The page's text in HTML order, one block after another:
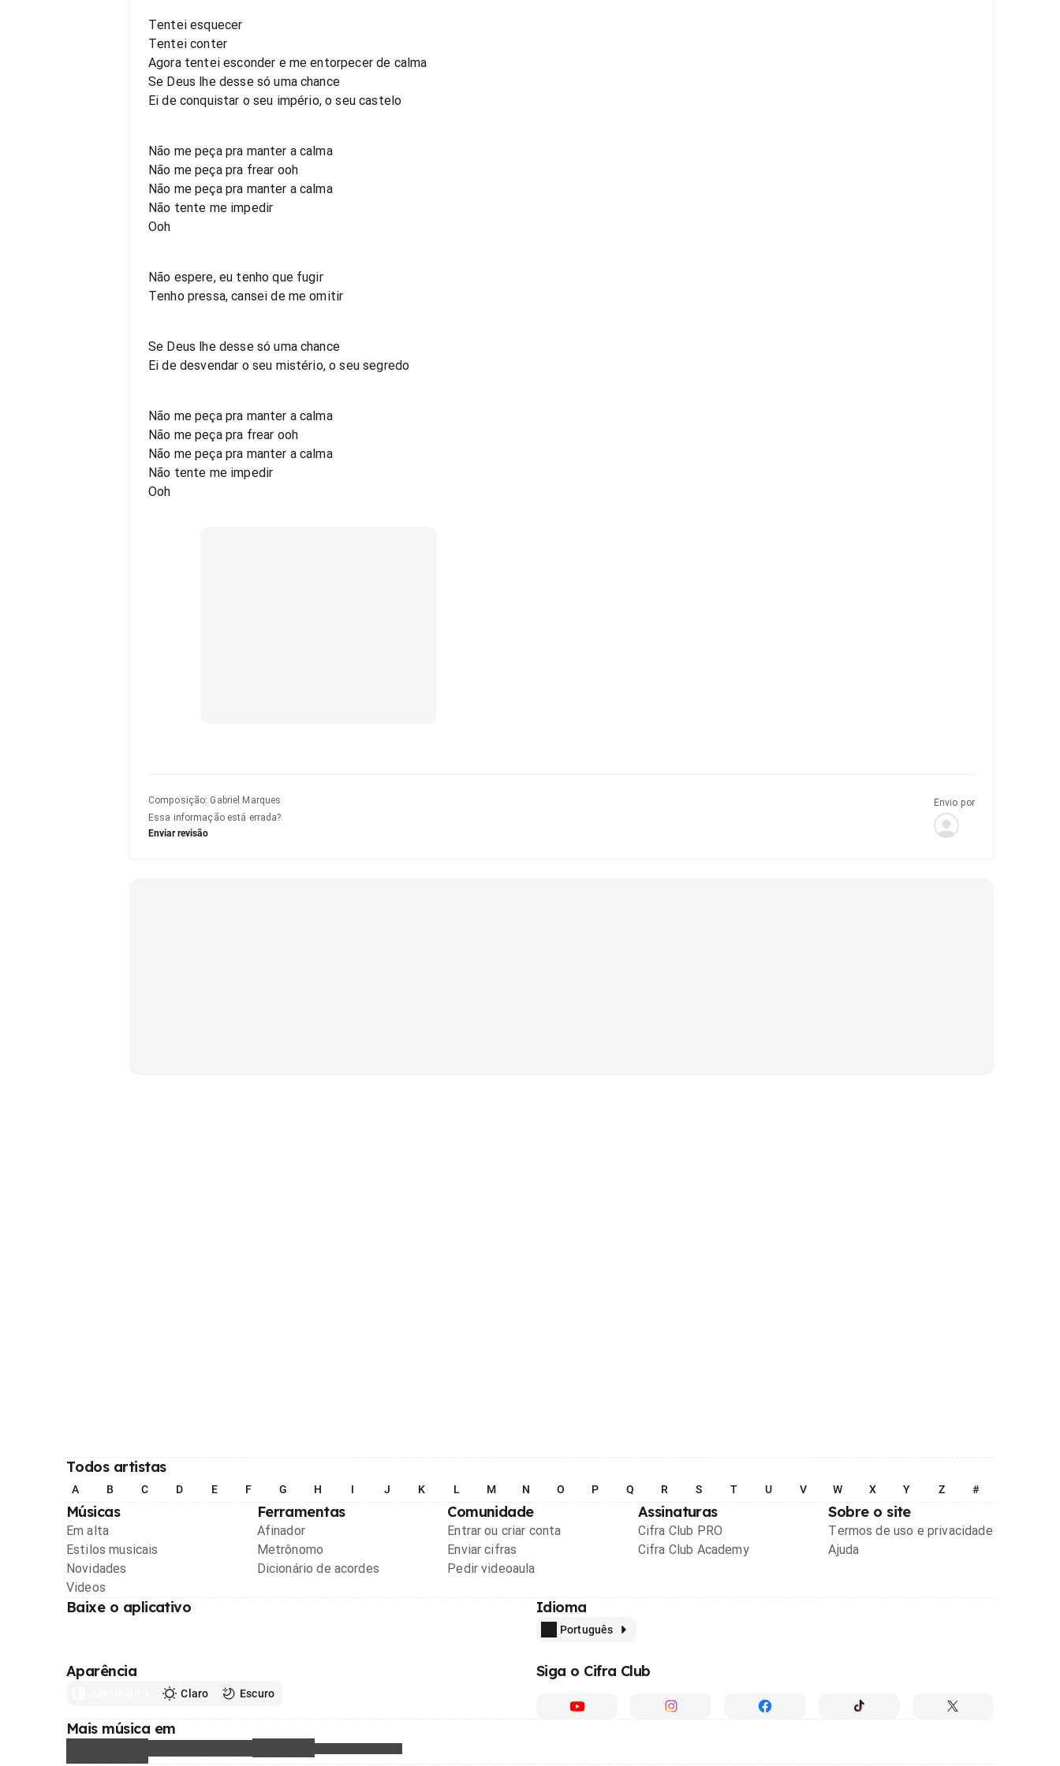
Tentei esquecer
Tentei conter
Agora tentei esconder e me entorpecer de calma
Se Deus lhe desse só uma chance
Ei de conquistar o seu império, o seu castelo
Não me peça pra manter a calma
Não me peça pra frear ooh
Não me peça pra manter a calma
Não tente me impedir
Ooh
Não espere, eu tenho que fugir
Tenho pressa, cansei de me omitir
Se Deus lhe desse só uma chance
Ei de desvendar o seu mistério, o seu segredo
Não me peça pra manter a calma
Não me peça pra frear ooh
Não me peça pra manter a calma
Não tente me impedir
Ooh
Composição: Gabriel Marques
Essa informação está errada?
Enviar revisão
Envio por
Todos artistas
A B C D E F G H I J K L M N O P Q R S T U V W X Y Z #
Músicas
Em alta
Estilos musicais
Novidades
Videos
Ferramentas
Afinador
Metrônomo
Dicionário de acordes
Comunidade
Entrar ou criar conta
Enviar cifras
Pedir videoaula
Assinaturas
Cifra Club PRO
Cifra Club Academy
Sobre o site
Termos de uso e privacidade
Ajuda
Baixe o aplicativo Idioma
Português
Aparência
Claro Escuro
Siga o Cifra Club
Mais música em